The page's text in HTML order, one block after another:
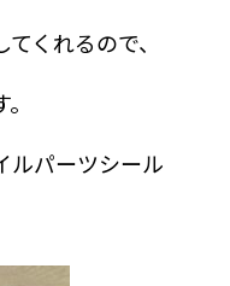
くれるので、
パーツシール